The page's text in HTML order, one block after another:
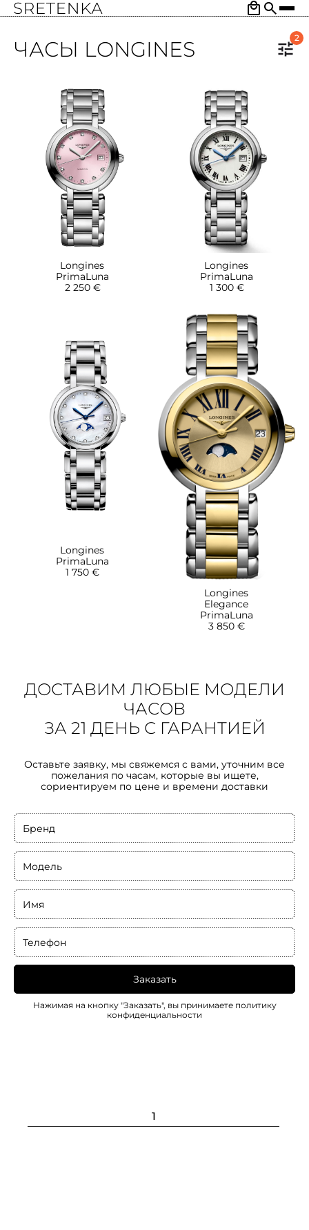
ЧАСЫ LONGINES 2
Longines
PrimaLuna
2 250 €
Longines
PrimaLuna
1 300 €
Longines
PrimaLuna
1 750 €
Longines
Elegance
PrimaLuna
3 850 €
ДОСТАВИМ ЛЮБЫЕ МОДЕЛИ
ЧАСОВ
ЗА 21 ДЕНЬ С ГАРАНТИЕЙ
Оставьте заявку, мы свяжемся с вами, уточним все
пожелания по часам, которые вы ищете,
сориентируем по цене и времени доставки
Бренд
Модель
Имя
Телефон
Заказать
Нажимая на кнопку "Заказать", вы принимаете политику
конфиденциальности
1